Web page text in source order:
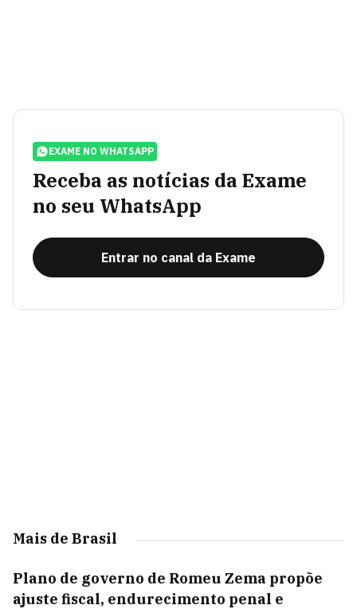
EXAME NO WHATSAPP
Receba as notícias da Exame
no seu WhatsApp
Entrar no canal da Exame
Mais de Brasil
Plano de governo de Romeu Zema propõe
ajuste fiscal, endurecimento penal e